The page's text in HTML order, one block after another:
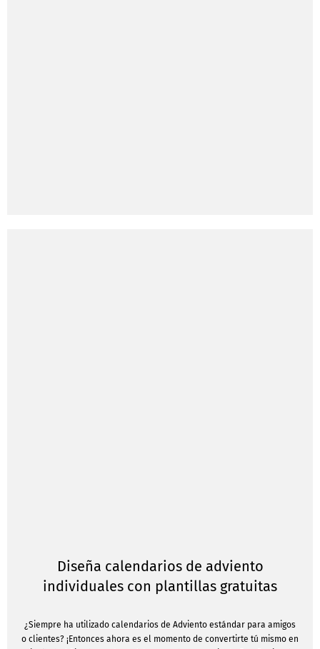
Diseña calendarios de adviento
individuales con plantillas gratuitas
¿Siempre ha utilizado calendarios de Adviento estándar para amigos
o clientes? ¡Entonces ahora es el momento de convertirte tú mismo en